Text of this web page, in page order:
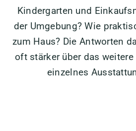
Kindergarten und
der Umgebung? Wie
zum Haus? Die Antworten
oft stärker über das
einzelnes